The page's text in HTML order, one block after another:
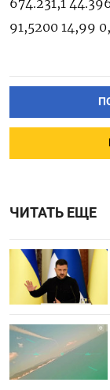
674.231,1
91,5200 14,99
ЧИТАТЬ ЕЩЕ